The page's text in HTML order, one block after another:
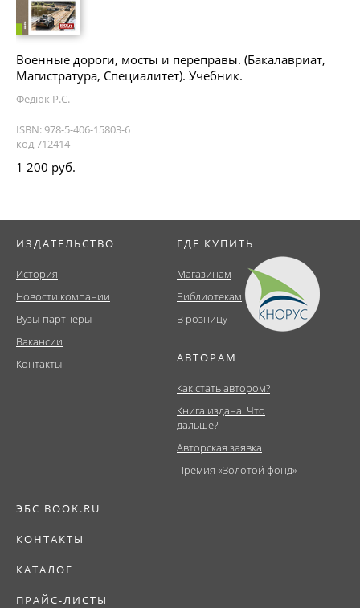
Военные дороги, мосты и переправы. (Бакалавриат,
Магистратура, Специалитет). Учебник.
Федюк Р.С.
ISBN: 978-5-406-15803-6
код 712414
1 200 руб.
ИЗДАТЕЛЬСТВО
История
Новости компании
Вузы-партнеры
Вакансии
Контакты
ГДЕ КУПИТЬ
Магазинам
Библиотекам
В розницу
АВТОРАМ
Как стать автором?
Книга издана. Что
дальше?
Авторская заявка
Премия «Золотой фонд»
ЭБС BOOK.RU
КОНТАКТЫ
КАТАЛОГ
ПРАЙС-ЛИСТЫ